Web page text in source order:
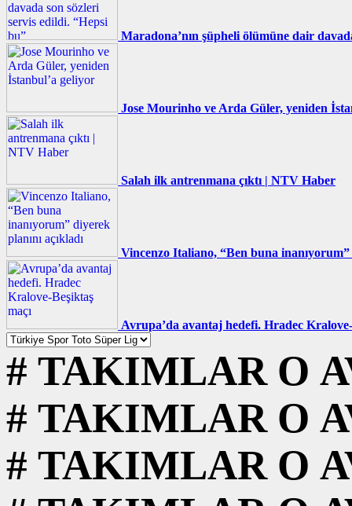
Maradona’nın şüpheli ölümüne dair
Jose Mourinho ve Arda Güler, yeniden
Salah ilk antrenmana çıktı | NTV Haber
Vincenzo Italiano, “Ben buna inanıyorum”
Avrupa’da avantaj hedefi. Hradec Kralove-
# TAKIMLAR O
# TAKIMLAR O
# TAKIMLAR O